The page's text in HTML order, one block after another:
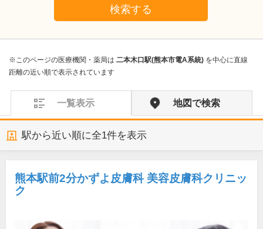
検索する
※このページの医療機関・薬局は 二本木口駅(熊本市電A系統) を中心に直線
距離の近い順で表示されています
一覧表示 地図で検索
駅から近い順に全1件を表示
熊本駅前2分かずよ皮膚科 美容皮膚科クリニッ
ク